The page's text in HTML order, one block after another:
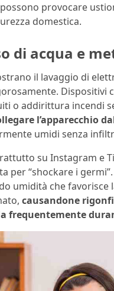
provocare
domestica.
di acqua e
il lavaggio di
o addirittura incendi
l’apparecchio
umidi senza
su Instagram e
per “shockare i
umidità che
causandone
frequentemente